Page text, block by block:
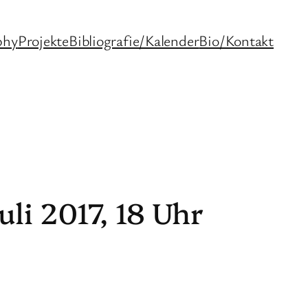
ProjekteBibliografie/KalenderBio/Kontakt
2017, 18 Uhr